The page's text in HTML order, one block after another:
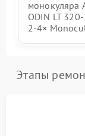
монокуляра
ODIN LT
2‑4×
Этапы